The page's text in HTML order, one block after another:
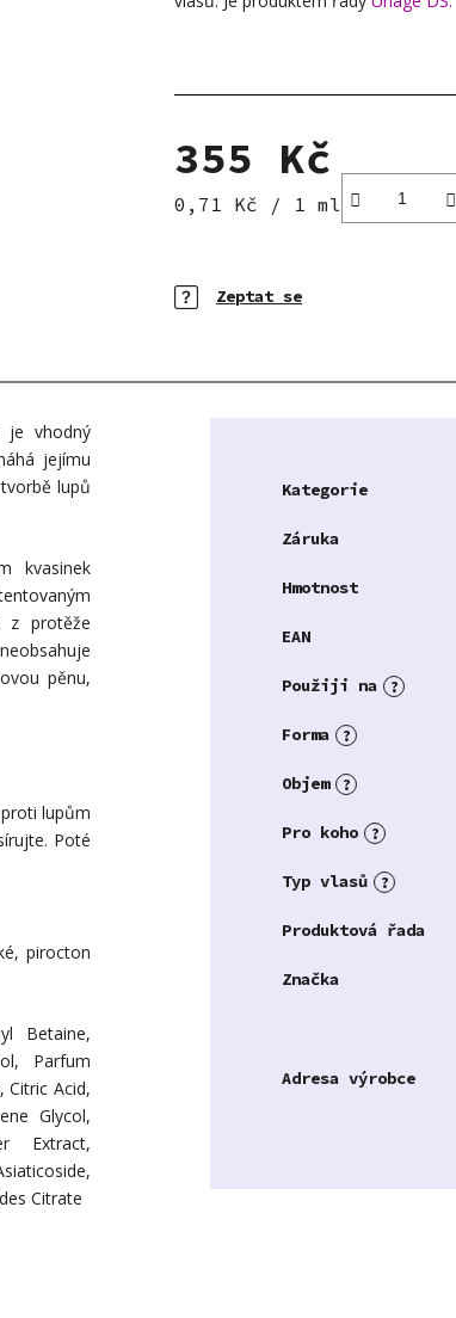
355 Kč
Měrná cena:
0,71 Kč / 1 ml
Zeptat se
je vhodný
jejímu
lupů
kvasinek
z protěže
pěnu,
lupům
Poté
pirocton
Betaine,
Parfum
Citric Acid,
Glycol,
Extract,
Citrate
Kategorie
Záruka
Hmotnost
EAN
?
Použiji na
?
Forma
?
Objem
?
Pro koho
?
Typ vlasů
Produktová řada
Značka
Adresa výrobce